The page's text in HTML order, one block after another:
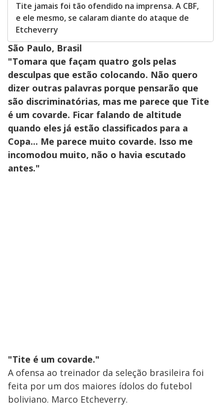
Tite jamais foi tão ofendido na imprensa. A CBF,
e ele mesmo, se calaram diante do ataque de
Etcheverry
São Paulo, Brasil
"Tomara que façam quatro gols pelas
desculpas que estão colocando. Não quero
dizer outras palavras porque pensarão que
são discriminatórias, mas me parece que Tite
é um covarde. Ficar falando de altitude
quando eles já estão classificados para a
Copa... Me parece muito covarde. Isso me
incomodou muito, não o havia escutado
antes."
"Tite é um covarde."
A ofensa ao treinador da seleção brasileira foi
feita por um dos maiores ídolos do futebol
boliviano. Marco Etcheverry.